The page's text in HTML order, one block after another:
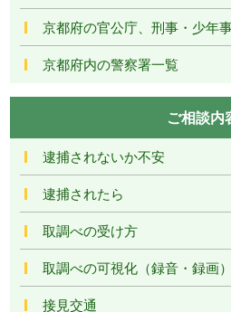
京都府の官公庁、刑事・少年
京都府内の警察署一覧
ご相談内
逮捕されないか不安
逮捕されたら
取調べの受け方
取調べの可視化（録音・録画）
接見交通